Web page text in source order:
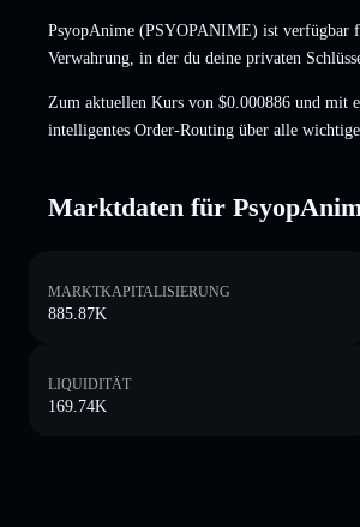
PsyopAnime (PSYOPANIME) ist verfügbar
Verwahrung, in der du deine privaten
Zum aktuellen Kurs von $0.000886 und
intelligentes Order-Routing über alle
Marktdaten für
MARKTKAPITALISIERUNG
885.87K
LIQUIDITÄT
169.74K